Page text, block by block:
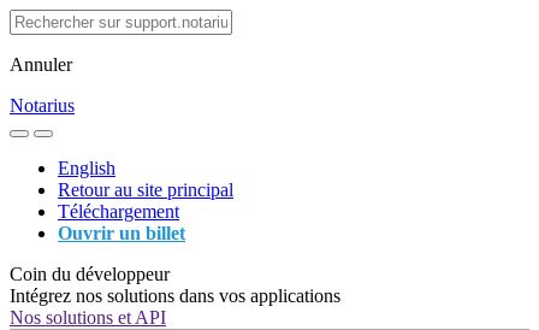
Annuler
Notarius
English
Retour au site principal
Téléchargement
Ouvrir un billet
Coin du développeur
Intégrez nos solutions dans vos applications
Nos solutions et API